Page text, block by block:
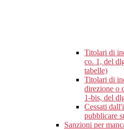
Titolari di
co. 1, del
tabelle)
Titolari di
direzione o
1-bis, del
Cessati
pubblicare
Sanzioni per